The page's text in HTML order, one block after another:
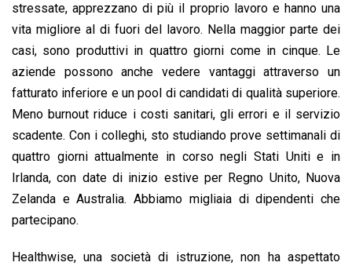
stressate, apprezzano di più il proprio lavoro e hanno una
vita migliore al di fuori del lavoro. Nella maggior parte dei
casi, sono produttivi in ​​quattro giorni come in cinque. Le
aziende possono anche vedere vantaggi attraverso un
fatturato inferiore e un pool di candidati di qualità superiore.
Meno burnout riduce i costi sanitari, gli errori e il servizio
scadente. Con i colleghi, sto studiando prove settimanali di
quattro giorni attualmente in corso negli Stati Uniti e in
Irlanda, con date di inizio estive per Regno Unito, Nuova
Zelanda e Australia. Abbiamo migliaia di dipendenti che
partecipano.
Healthwise, una società di istruzione, non ha aspettato